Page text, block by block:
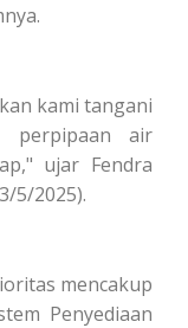
kami tangani
perpipaan air
ujar Fendra
5/2025).
mencakup
Penyediaan